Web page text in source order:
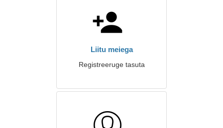
Liitu meiega
Registreeruge tasuta